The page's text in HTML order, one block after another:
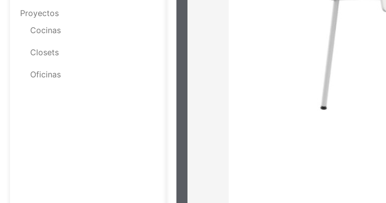
Proyectos
Cocinas
Closets
Oficinas